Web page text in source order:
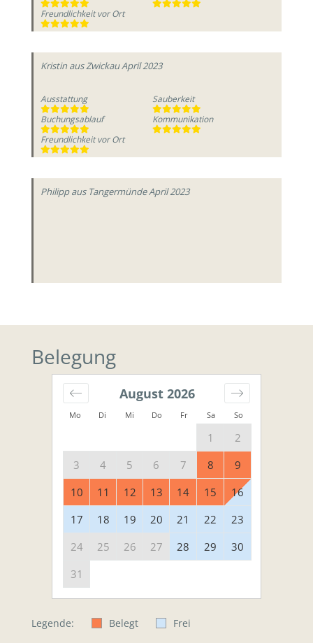
Freundlichkeit vor Ort
Kristin aus ZwickauApril 2023
Ausstattung
Sauberkeit
Buchungsablauf
Kommunikation
Freundlichkeit vor Ort
Philippaus TangermündeApril 2023
Belegung
Mo Di Mi Do Fr Sa So
August 2026
1
2
3
4 5 6 7 8
9
10
11 12 13 14 15
16
17
18 19 20 21 22
23
24
25 26 27 28 29
30
31
Legende: Belegt Frei